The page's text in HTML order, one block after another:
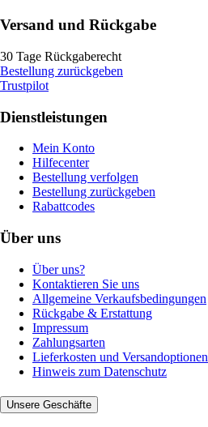
Versand und Rückgabe
30 Tage Rückgaberecht
Bestellung zurückgeben
Trustpilot
Dienstleistungen
Mein Konto
Hilfecenter
Bestellung verfolgen
Bestellung zurückgeben
Rabattcodes
Über uns
Über uns?
Kontaktieren Sie uns
Allgemeine Verkaufsbedingungen
Rückgabe & Erstattung
Impressum
Zahlungsarten
Lieferkosten und Versandoptionen
Hinweis zum Datenschutz
Unsere Geschäfte